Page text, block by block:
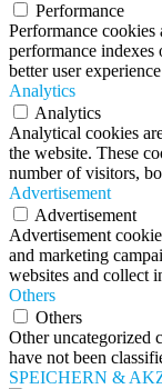
Performance
Performance cookies
performance
better user
Analytics
Analytics
Analytical cookies
the website. These
number of visitors,
Advertisement
Advertisement
Advertisement
and marketing
websites and collect
Others
Others
Other uncategorized
have not been
SPEICHERN &